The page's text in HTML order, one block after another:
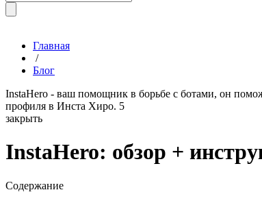
Главная
/
Блог
InstaHero - ваш помощник в борьбе с ботами, он
профиля в Инста Хиро. 5
закрыть
InstaHero: обзор +
Содержание